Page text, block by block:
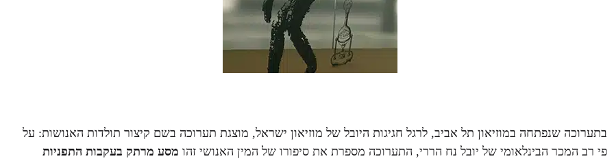
בתערוכה שנפתחה במוזיאון תל אביב, לרגל חגיגות היובל של מוזיאון ישראל, מוצגת תערוכה בשם קיצור תולדות האנושות: על
פי רב המכר הבינלאומי של יובל נח הררי, התערוכה מספרת את סיפורו של המין האנושי זהו מסע מרתק בעקבות התפניות